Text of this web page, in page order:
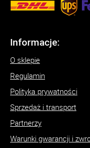
Informacje:
O sklepie
Regulamin
Polityka prywatności
Sprzedaż i transport
Partnerzy
Warunki gwarancji i